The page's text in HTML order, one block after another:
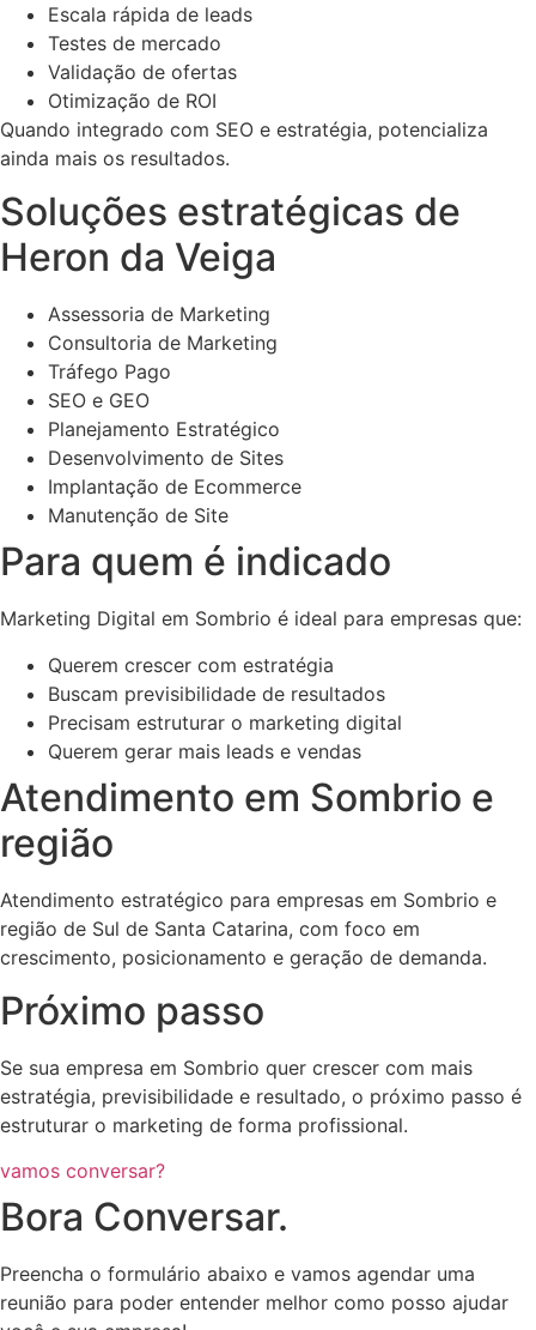
Escala rápida de leads
Testes de mercado
Validação de ofertas
Otimização de ROI
Quando integrado com SEO e estratégia, potencializa
ainda mais os resultados.
Soluções estratégicas de
Heron da Veiga
Assessoria de Marketing
Consultoria de Marketing
Tráfego Pago
SEO e GEO
Planejamento Estratégico
Desenvolvimento de Sites
Implantação de Ecommerce
Manutenção de Site
Para quem é indicado
Marketing Digital em Sombrio é ideal para empresas que:
Querem crescer com estratégia
Buscam previsibilidade de resultados
Precisam estruturar o marketing digital
Querem gerar mais leads e vendas
Atendimento em Sombrio e
região
Atendimento estratégico para empresas em Sombrio e
região de Sul de Santa Catarina, com foco em
crescimento, posicionamento e geração de demanda.
Próximo passo
Se sua empresa em Sombrio quer crescer com mais
estratégia, previsibilidade e resultado, o próximo passo é
estruturar o marketing de forma profissional.
vamos conversar?
Bora Conversar.
Preencha o formulário abaixo e vamos agendar uma
reunião para poder entender melhor como posso ajudar